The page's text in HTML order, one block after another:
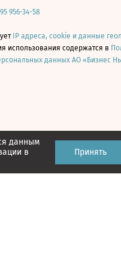
данным
в
Принять
956-34-58
IP адреса, cookie и данные
использования содержатся в
данных АО «Бизнес